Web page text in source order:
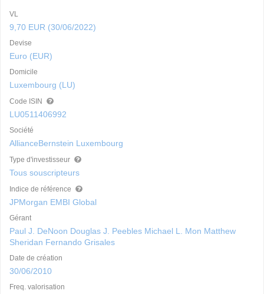
VL
9,70 EUR (30/06/2022)
Devise
Euro (EUR)
Domicile
Luxembourg (LU)
Code ISIN
LU0511406992
Société
AllianceBernstein Luxembourg
Type d'investisseur
Tous souscripteurs
Indice de référence
JPMorgan EMBI Global
Gérant
Paul J. DeNoon Douglas J. Peebles Michael L. Mon Matthew
Sheridan Fernando Grisales
Date de création
30/06/2010
Freq. valorisation